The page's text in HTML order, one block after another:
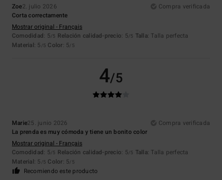
Zoe2. julio 2026
Compra verificada
Corta correctamente
Mostrar original - Français
Comodidad: 5/5 Relación calidad-precio: 5/5 Talla: Talla perfecta
Material: 5 /5 Color: 5/5
4/5
Marie25. junio 2026
Compra verificada
La prenda es muy cómoda y tiene un bonito color
Mostrar original - Français
Comodidad: 5/5 Relación calidad-precio: 5/5 Talla: Talla perfecta
Material: 5 /5 Color: 5/5
Recomiendo este producto